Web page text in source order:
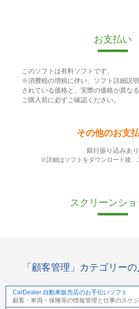
お支払い
このソフトは有料ソフトです。
※消費税の増税に伴い、ソフト詳細説
されている価格と、実際の価格が異な
ご購入前に必ずご確認ください。
その他のお支
銀行振り込みあり
※詳細はソフトをダウンロード後、
スクリーンショ
「顧客管理」カテゴリー
CarDealer 自動車販売店のお手伝いソフト
顧客・車両・保険等の情報管理と仕事のスケ